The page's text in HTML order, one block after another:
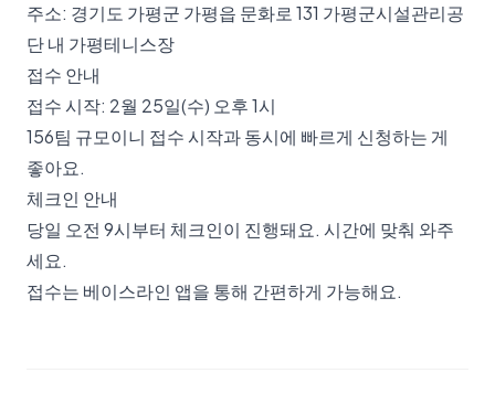
주소: 경기도 가평군 가평읍 문화로 131 가평군시설관리공
단 내 가평테니스장
접수 안내
접수 시작: 2월 25일(수) 오후 1시
156팀 규모이니 접수 시작과 동시에 빠르게 신청하는 게
좋아요.
체크인 안내
당일 오전 9시부터 체크인이 진행돼요. 시간에 맞춰 와주
세요.
접수는 베이스라인 앱을 통해 간편하게 가능해요.